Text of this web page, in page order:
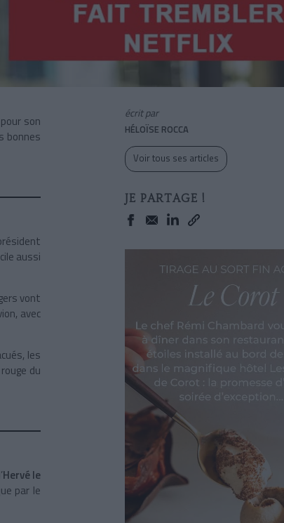
pour son
bonnes
aussi
vont
avec
les
du
Hervé le
par le
écrit par
HÉLOÏSE ROCCA
Voir tous ses articles
JE PARTAGE !